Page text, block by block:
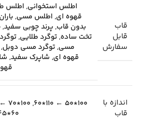
قاب
قابل
سفارش
اطلس استخوانی, اطلس
قهوه ای, اطلس مسی,
بدون قاب,پرند چوبی سفید,
تخت ساده,توگرد طلایی,
مسی,توگرد مسی دوبل,
قهوه ای, شاپرک سفید,
اندازه با
قاب
100*50 ← 110*60
,
100*70 ← 110*80
60*45